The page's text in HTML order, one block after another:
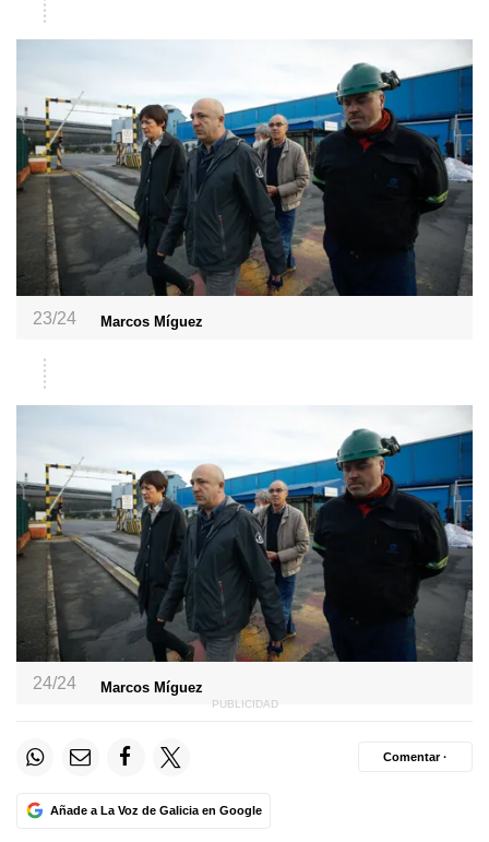
23/24 Marcos Míguez
24/24 Marcos Míguez
Añade a La Voz de Galicia en Google
Comentar ·